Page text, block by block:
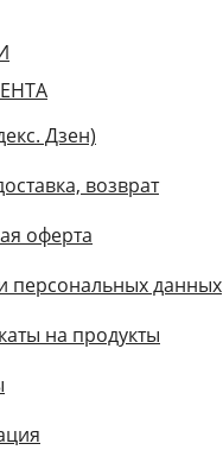
Дзен)
возврат
оферта
персональных данных
на продукты